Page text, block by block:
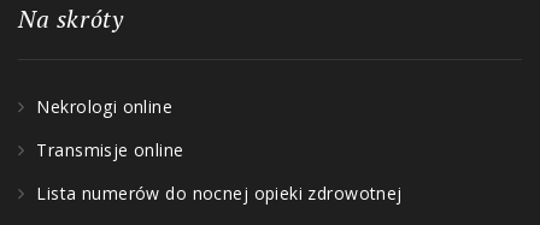
Na skróty
Nekrologi online
Transmisje online
Lista numerów do nocnej opieki zdrowotnej